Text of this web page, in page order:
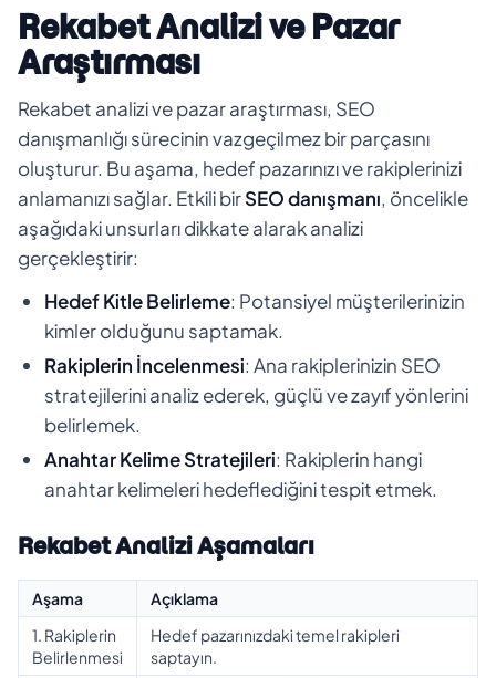
Rekabet Analizi ve Pazar
Araştırması
Rekabet analizi ve pazar araştırması, SEO
danışmanlığı sürecinin vazgeçilmez bir parçasını
oluşturur. Bu aşama, hedef pazarınızı ve rakiplerinizi
anlamanızı sağlar. Etkili birSEO danışmanı, öncelikle
aşağıdaki unsurları dikkate alarak analizi
gerçekleştirir:
Hedef Kitle Belirleme: Potansiyel müşterilerinizin
kimler olduğunu saptamak.
Rakiplerin İncelenmesi: Ana rakiplerinizin SEO
stratejilerini analiz ederek, güçlü ve zayıf yönlerini
belirlemek.
Anahtar Kelime Stratejileri: Rakiplerin hangi
anahtar kelimeleri hedeflediğini tespit etmek.
Rekabet Analizi Aşamaları
Aşama
Açıklama
1. Rakiplerin
Belirlenmesi
Hedef pazarınızdaki temel rakipleri
saptayın.